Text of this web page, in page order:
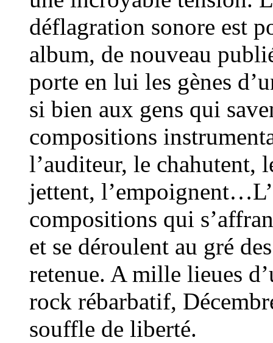
déflagration sonore est
album, de nouveau
porte en lui les gènes
si bien aux gens qui
compositions
l’auditeur, le chahutent,
jettent,
compositions qui
et se déroulent au gré
retenue. A mille lieues
rock rébarbatif,
souffle de liberté.